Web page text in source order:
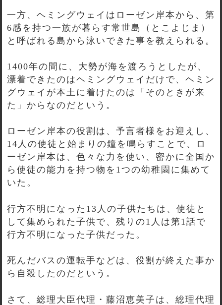
一方、ヘミングウェイはローゼン岸本から、第
6感を持つ一族が暮らす常世島（とこよじま）
と呼ばれる島から泳いできた事を教えられる。
1400年の間に、大勢が海を渡ろうとしたが、
漂着できたのはヘミングウェイだけで、ヘミン
グウェイが本土に着けたのは「そのときが来
た」からなのだという。
ローゼン岸本の役割は、予言者様をお迎えし、
14人の使徒と始まりの鐘を鳴らすことで、ロ
ーゼン岸本は、色々な力を使い、密かに全国か
ら使徒の能力を持つ物を1つの幼稚園に集めて
いた。
行方不明になった13人の子供たちは、使徒と
して集められた子供で、残りの1人は第1話で
行方不明になった子供だった。
死んだバスの運転手などは、役割が終えた事か
ら自殺したのだという。
さて、総理大臣代理・藤沼恵美子は、総理代理